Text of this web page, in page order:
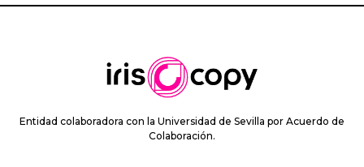
Entidad colaboradora con la Universidad de Sevilla por Acuerdo de
Colaboración.